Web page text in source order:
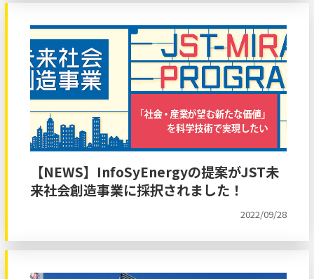
【NEWS】InfoSyEnergyの提案がJST未
来社会創造事業に採択されました！
2022/09/28